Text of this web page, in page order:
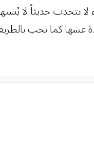
لا تتحدث حديثاً
عشها كما تحب